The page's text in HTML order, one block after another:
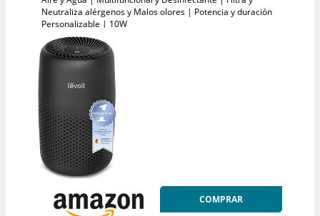
Neutraliza alérgenos y Malos olores | Potencia y duración
Personalizable | 10W
COMPRAR